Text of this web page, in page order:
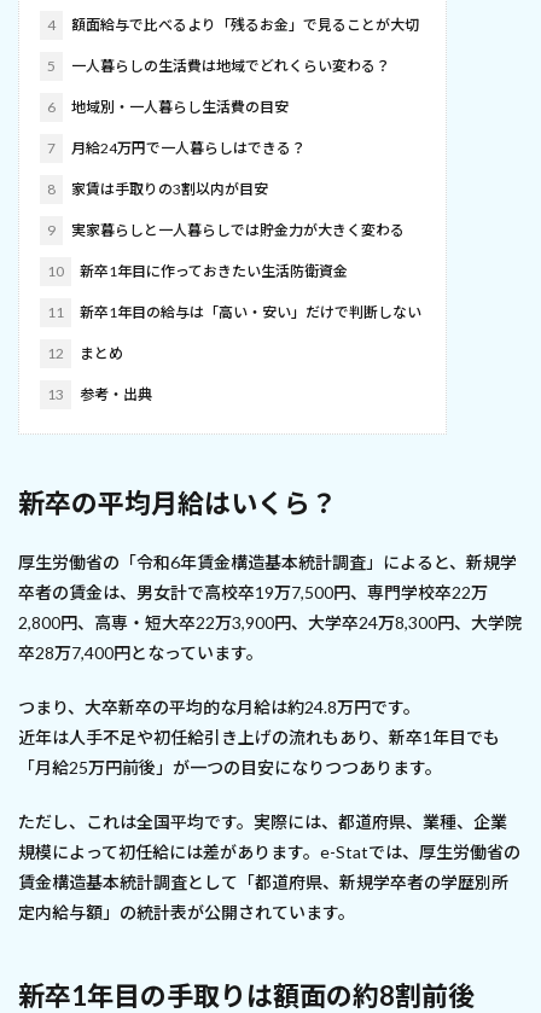
4 額面給与で比べるより「残るお金」で見ることが大切
5 一人暮らしの生活費は地域でどれくらい変わる？
6 地域別・一人暮らし生活費の目安
7 月給24万円で一人暮らしはできる？
8 家賃は手取りの3割以内が目安
9 実家暮らしと一人暮らしでは貯金力が大きく変わる
10 新卒1年目に作っておきたい生活防衛資金
11 新卒1年目の給与は「高い・安い」だけで判断しない
12 まとめ
13 参考・出典
新卒の平均月給はいくら？
厚生労働省の「令和6年賃金構造基本統計調査」によると、新規学
卒者の賃金は、男女計で高校卒19万7,500円、専門学校卒22万
2,800円、高専・短大卒22万3,900円、大学卒24万8,300円、大学院
卒28万7,400円となっています。
つまり、大卒新卒の平均的な月給は約24.8万円です。
近年は人手不足や初任給引き上げの流れもあり、新卒1年目でも
「月給25万円前後」が一つの目安になりつつあります。
ただし、これは全国平均です。実際には、都道府県、業種、企業
規模によって初任給には差があります。e-Statでは、厚生労働省の
賃金構造基本統計調査として「都道府県、新規学卒者の学歴別所
定内給与額」の統計表が公開されています。
新卒1年目の手取りは額面の約8割前後